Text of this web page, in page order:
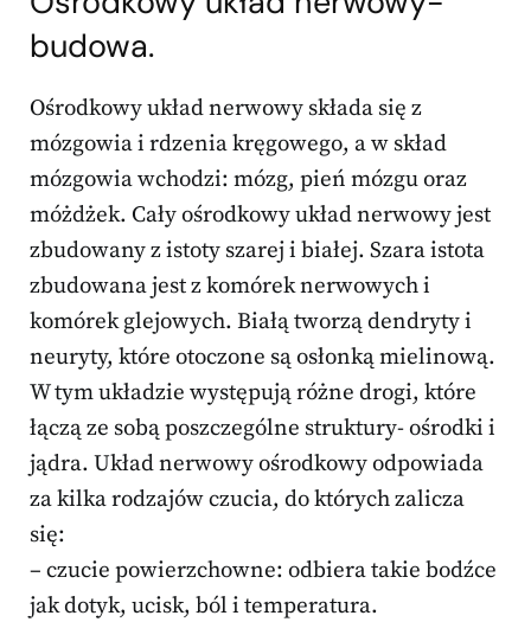
budowa.
Ośrodkowy układ nerwowy składa się z
mózgowia i rdzenia kręgowego, a w skład
mózgowia wchodzi: mózg, pień mózgu oraz
móżdżek. Cały ośrodkowy układ nerwowy jest
zbudowany z istoty szarej i białej. Szara istota
zbudowana jest z komórek nerwowych i
komórek glejowych. Białą tworzą dendryty i
neuryty, które otoczone są osłonką mielinową.
W tym układzie występują różne drogi, które
łączą ze sobą poszczególne struktury- ośrodki i
jądra. Układ nerwowy ośrodkowy odpowiada
za kilka rodzajów czucia, do których zalicza
się:
– czucie powierzchowne: odbiera takie bodźce
jak dotyk, ucisk, ból i temperatura.